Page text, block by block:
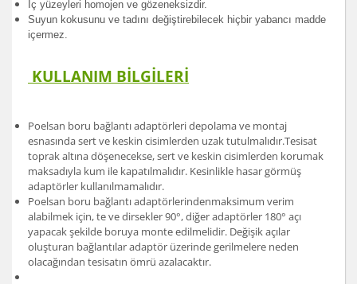
İç yüzeyleri homojen ve gözeneksizdir.
Suyun kokusunu ve tadını değiştirebilecek hiçbir yabancı madde
içermez.
KULLANIM BİLGİLERİ
Poelsan boru bağlantı adaptörleri depolama ve montaj
esnasında sert ve keskin cisimlerden uzak tutulmalıdır.Tesisat
toprak altına döşenecekse, sert ve keskin cisimlerden korumak
maksadıyla kum ile kapatılmalıdır. Kesinlikle hasar görmüş
adaptörler kullanılmamalıdır.
Poelsan boru bağlantı adaptörlerindenmaksimum verim
alabilmek için, te ve dirsekler 90°, diğer adaptörler 180° açı
yapacak şekilde boruya monte edilmelidir. Değişik açılar
oluşturan bağlantılar adaptör üzerinde gerilmelere neden
olacağından tesisatın ömrü azalacaktır.